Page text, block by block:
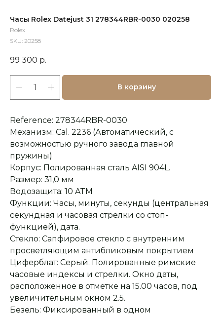
Часы Rolex Datejust 31 278344RBR-0030 020258
Rolex
SKU: 20258
99 300 р.
В корзину
Reference: 278344RBR-0030
Механизм: Cal. 2236 (Автоматический, с
возможностью ручного завода главной
пружины)
Корпус: Полированная сталь AISI 904L.
Размер: 31,0 мм
Водозащита: 10 ATM
Функции: Часы, минуты, секунды (центральная
секундная и часовая стрелки со стоп-
функцией), дата.
Стекло: Сапфировое стекло с внутренним
просветляющим антибликовым покрытием
Циферблат: Серый. Полированные римские
часовые индексы и стрелки. Окно даты,
расположенное в отметке на 15.00 часов, под
увеличительным окном 2.5.
Безель: Фиксированный в одном